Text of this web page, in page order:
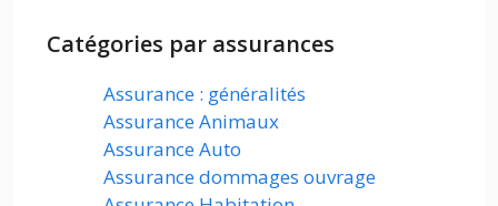
Catégories par assurances
Assurance : généralités
Assurance Animaux
Assurance Auto
Assurance dommages ouvrage